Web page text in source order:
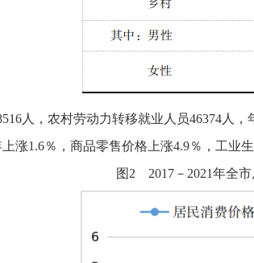
人， 农村劳动力转移就业人员46374人，
涨1.6％ ， 商品零售价格上涨4.9％ ， 工业
图 2 201 7 －2021年全